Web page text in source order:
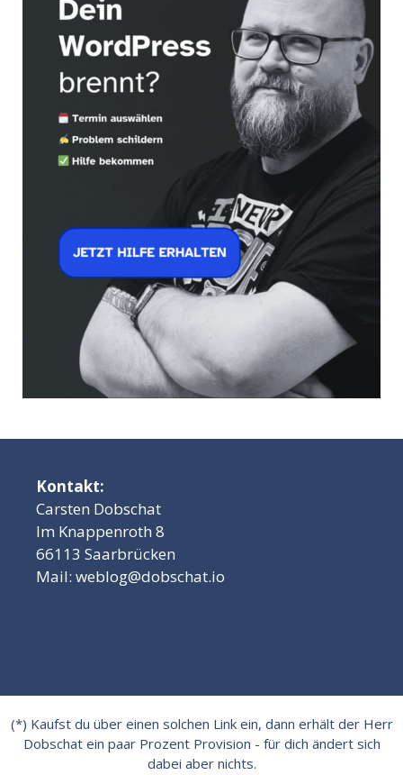
Kontakt:
Carsten Dobschat
Im Knappenroth 8
66113 Saarbrücken
Mail: weblog@dobschat.io
(*) Kaufst du über einen solchen Link ein, dann erhält der Herr
Dobschat ein paar Prozent Provision - für dich ändert sich
dabei aber nichts.